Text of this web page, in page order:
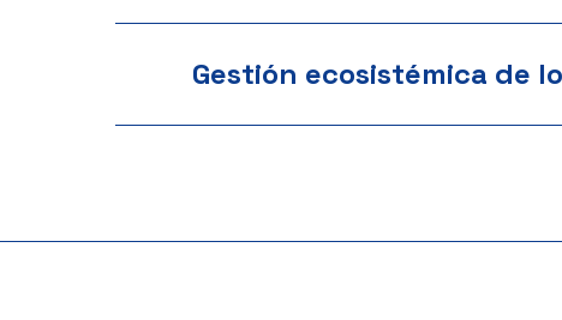
Gestión ecosistémica de